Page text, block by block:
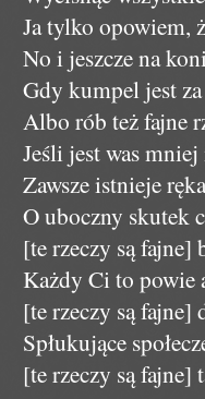
Ja tylko opowiem,
No i jeszcze na
Gdy kumpel jest
Albo rób też fajne
Jeśli jest was
Zawsze istnieje
O uboczny skutek
[te rzeczy są
Każdy Ci to powie
[te rzeczy są fajne]
Spłukujące
[te rzeczy są